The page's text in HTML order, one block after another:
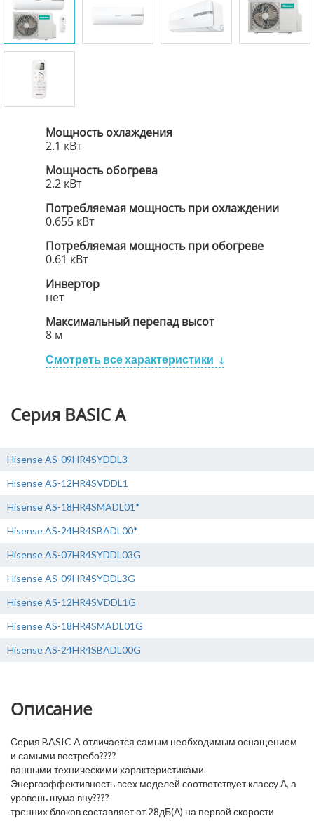
Мощность охлаждения
2.1 кВт
Мощность обогрева
2.2 кВт
Потребляемая мощность при охлаждении
0.655 кВт
Потребляемая мощность при обогреве
0.61 кВт
Инвертор
нет
Максимальный перепад высот
8 м
Смотреть все характеристики
Серия BASIC A
Hisense AS-09HR4SYDDL3
Hisense AS-12HR4SVDDL1
Hisense AS-18HR4SMADL01*
Hisense AS-24HR4SBADL00*
Hisense AS-07HR4SYDDL03G
Hisense AS-09HR4SYDDL3G
Hisense AS-12HR4SVDDL1G
Hisense AS-18HR4SMADL01G
Hisense AS-24HR4SBADL00G
Описание
Серия BASIC A отличается самым необходимым оснащением
и самыми востребо????
ванными техническими характеристиками.
Энергоэффективность всех моделей соответствует классу А, а
уровень шума вну????
тренних блоков составляет от 28дБ(А) на первой скорости